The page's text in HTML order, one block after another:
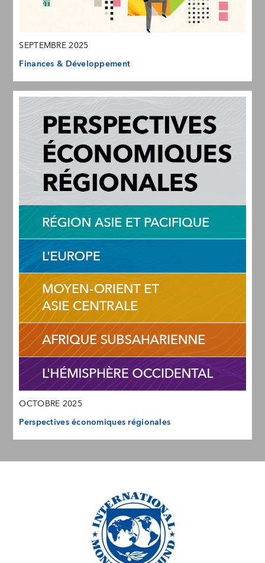
SEPTEMBRE 2025
Finances & Développement
OCTOBRE 2025
Perspectives économiques régionales